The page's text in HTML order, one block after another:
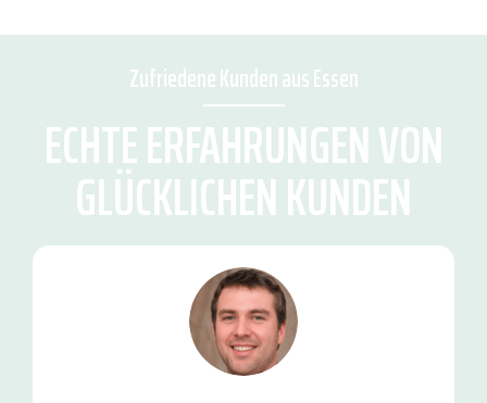
Zufriedene Kunden aus Essen
ECHTE ERFAHRUNGEN VON
GLÜCKLICHEN KUNDEN